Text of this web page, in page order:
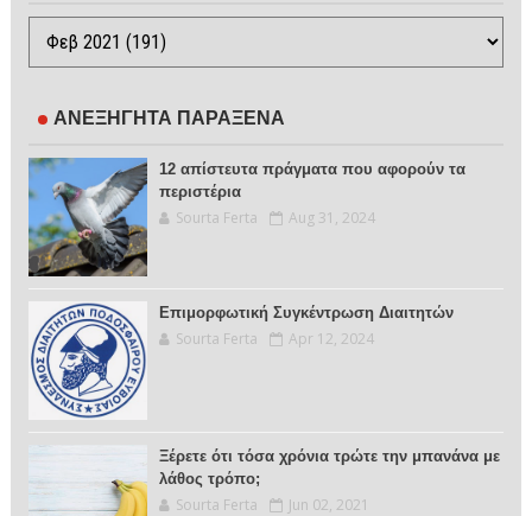
ΑΝΕΞΗΓΗΤΑ ΠΑΡΑΞΕΝΑ
12 απίστευτα πράγματα που αφορούν τα
περιστέρια
Sourta Ferta Aug 31, 2024
Επιμορφωτική Συγκέντρωση Διαιτητών
Sourta Ferta Apr 12, 2024
Ξέρετε ότι τόσα χρόνια τρώτε την μπανάνα με
λάθος τρόπο;
Sourta Ferta Jun 02, 2021